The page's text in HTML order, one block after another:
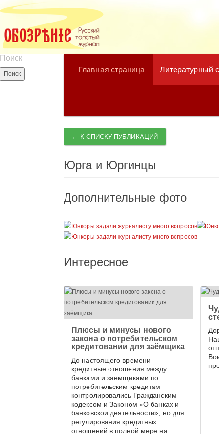
Главная страница Литературный
← К СПИСКУ ПУБЛИКАЦИЙ
Юрга и Юргинцы
Дополнительные фото
Интересное
Плюсы и минусы нового
закона о потребительском
кредитовании для заёмщика
До настоящего времени
кредитные отношения между
банками и заемщиками по
потребительским кредитам
контролировались Гражданским
кодексом и Законом «О банках и
банковской деятельности», но для
регулирования кредитных
отношений в полной мере на